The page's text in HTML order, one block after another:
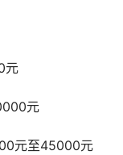
元
元
元至45000元